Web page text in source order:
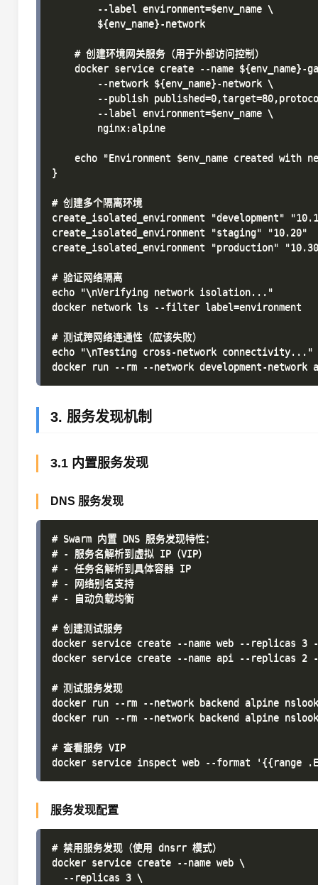
        --label environment=$env_name \
        ${env_name}-network
    # 创建环境网关服务（用于外部访问控制）
docker service create --name ${env_name}-
        --network ${env_name}-network \
--publish
        --label environment=$env_name \
        nginx:alpine
echo "Environment $env_name created with
}
# 创建多个隔离环境
create_isolated_environment "development"
create_isolated_environment "staging" "10.20"
create_isolated_environment "production"
# 验证网络隔离
echo "\nVerifying network isolation..."
docker network ls --filter label=environment
# 测试跨网络连通性（应该失败）
echo "\nTesting cross-network connectivity..."
3. 服务发现机制
3.1 内置服务发现
DNS 服务发现
# Swarm 内置 DNS 服务发现特性：
# - 服务名解析到虚拟 IP（VIP）
# - 任务名解析到具体容器 IP
# - 网络别名支持
# - 自动负载均衡
# 创建测试服务
docker service create --name web --replicas 3
docker service create --name api --replicas 2
# 测试服务发现
docker run --rm --network backend alpine
docker run --rm --network backend alpine
# 查看服务 VIP
服务发现配置
# 禁用服务发现（使用 dnsrr 模式）
docker service create --name web \
  --replicas 3 \